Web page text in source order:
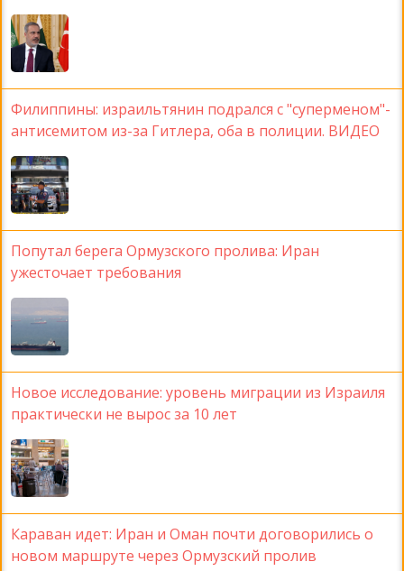
Филиппины: израильтянин подрался с "суперменом"-
антисемитом из-за Гитлера, оба в полиции. ВИДЕО
Попутал берега Ормузского пролива: Иран
ужесточает требования
Новое исследование: уровень миграции из Израиля
практически не вырос за 10 лет
Караван идет: Иран и Оман почти договорились о
новом маршруте через Ормузский пролив